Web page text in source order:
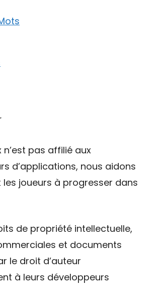
n’est pas affilié aux
d’applications, nous aidons
joueurs à progresser dans
de propriété intellectuelle,
et documents
le droit d’auteur
à leurs développeurs